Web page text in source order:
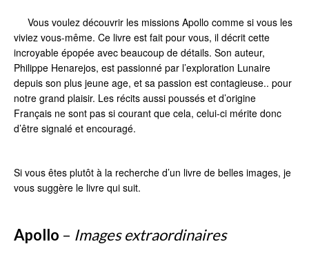
Vous voulez découvrir les missions Apollo comme si vous les
viviez vous-même. Ce livre est fait pour vous, il décrit cette
incroyable épopée avec beaucoup de détails. Son auteur,
Philippe Henarejos, est passionné par l’exploration Lunaire
depuis son plus jeune age, et sa passion est contagieuse.. pour
notre grand plaisir. Les récits aussi poussés et d’origine
Français ne sont pas si courant que cela, celui-ci mérite donc
d’être signalé et encouragé.
Si vous êtes plutôt à la recherche d’un livre de belles images, je
vous suggère le livre qui suit.
Apollo – Images extraordinaires